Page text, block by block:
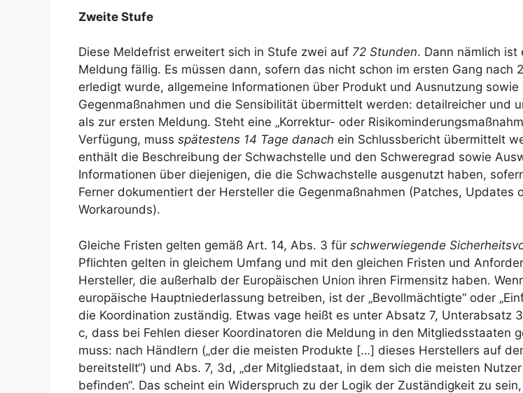
Zweite Stufe
Diese Meldefrist erweitert sich in Stufe zwei auf 72 Stunden. Dann nämlich ist
Meldung fällig. Es müssen dann, sofern das nicht schon im ersten Gang nach
erledigt wurde, allgemeine Informationen über Produkt und Ausnutzung sowie
Gegenmaßnahmen und die Sensibilität übermittelt werden: detailreicher und
als zur ersten Meldung. Steht eine „Korrektur- oder
Verfügung, muss spätestens 14 Tage danach ein Schlussbericht übermittelt
enthält die Beschreibung der Schwachstelle und den Schweregrad sowie
Informationen über diejenigen, die die Schwachstelle ausgenutzt haben,
Ferner dokumentiert der Hersteller die Gegenmaßnahmen (Patches, Updates
Workarounds).
Gleiche Fristen gelten gemäß Art. 14, Abs. 3 für schwerwiegende
Pflichten gelten in gleichem Umfang und mit den gleichen Fristen und
Hersteller, die außerhalb der Europäischen Union ihren Firmensitz haben.
europäische Hauptniederlassung betreiben, ist der „Bevollmächtigte“ oder
die Koordination zuständig. Etwas vage heißt es unter Absatz 7, Unterabsatz
c, dass bei Fehlen dieser Koordinatoren die Meldung in den Mitgliedsstaaten
muss: nach Händlern („der die meisten Produkte […] dieses Herstellers auf
bereitstellt“) und Abs. 7, 3d, „der Mitgliedstaat, in dem sich die meisten
befinden“. Das scheint ein Widerspruch zu der Logik der Zuständigkeit zu